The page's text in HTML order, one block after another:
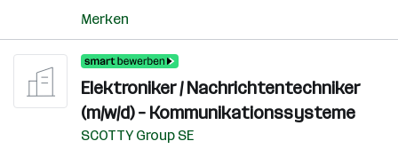
Merken
Elektroniker / Nachrichtentechniker
(m/w/d) – Kommunikationssysteme
SCOTTY Group SE